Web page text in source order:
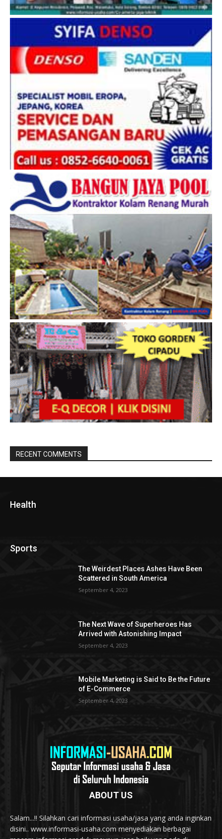
RECENT COMMENTS
Health
Sports
The Weirdest Places Ashes Have Been
Scattered in South America
September 4, 2023
The Next Wave of Superheroes Has
Arrived with Astonishing Impact
September 4, 2023
Mobile Marketing is Said to Be the Future
of E-Commerce
September 4, 2023
ABOUT US
Salam...!! Silahkan cari informasi usaha/jasa yang anda inginkan
disini.. www.informasi-usaha.com menyediakan berbagai